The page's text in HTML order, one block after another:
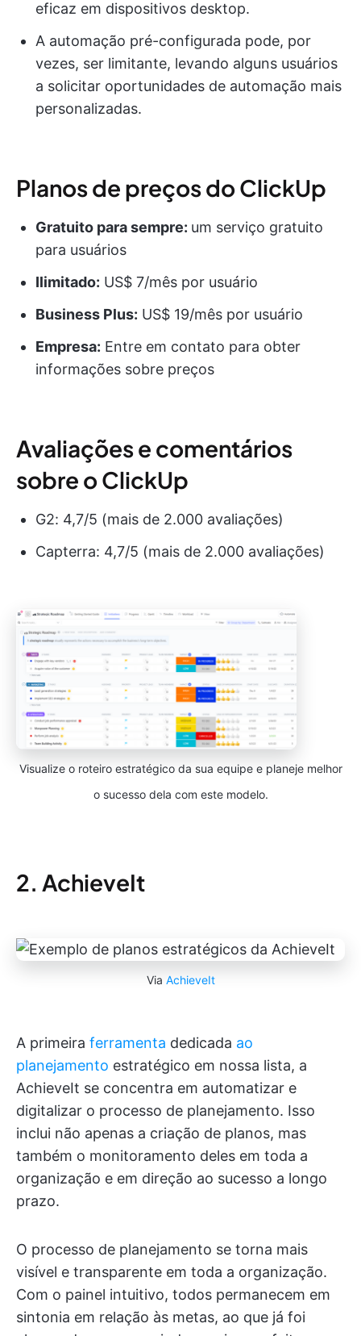
eficaz em dispositivos desktop.
A automação pré-configurada pode, por
vezes, ser limitante, levando alguns usuários
a solicitar oportunidades de automação mais
personalizadas.
Planos de preços do ClickUp
Gratuito para sempre: um serviço gratuito
para usuários
Ilimitado: US$ 7/mês por usuário
Business Plus: US$ 19/mês por usuário
Empresa: Entre em contato para obter
informações sobre preços
Avaliações e comentários
sobre o ClickUp
G2: 4,7/5 (mais de 2.000 avaliações)
Capterra: 4,7/5 (mais de 2.000 avaliações)
Visualize o roteiro estratégico da sua equipe e planeje melhor
o sucesso dela com este modelo.
2. AchieveIt
Via AchieveIt
A primeira ferramenta dedicada ao
planejamento estratégico em nossa lista, a
AchieveIt se concentra em automatizar e
digitalizar o processo de planejamento. Isso
inclui não apenas a criação de planos, mas
também o monitoramento deles em toda a
organização e em direção ao sucesso a longo
prazo.
O processo de planejamento se torna mais
visível e transparente em toda a organização.
Com o painel intuitivo, todos permanecem em
sintonia em relação às metas, ao que já foi